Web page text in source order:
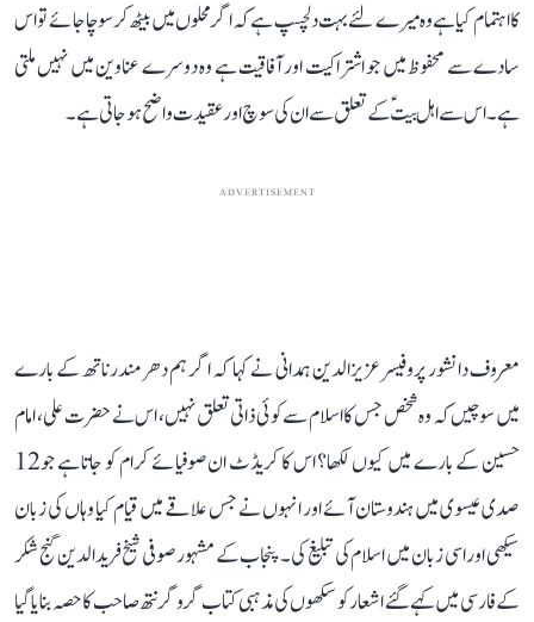
کا اہتمام کیا ہے وہ میرے لئے بہت دلچسپ ہے کہ اگرمحلوں میں بیٹھ کر سوچا جائے تو اس
سادے سے محفوظ میں جو اشتراکیت اور آفاقیت ہے وہ دوسرے عناوین میں نہیں ملتی
ہے۔ اس سے اہل بیتؑ کے تعلق سے ان کی سوچ اورعقیدت واضح ہو جاتی ہے۔
ADVERTISEMENT
معروف دانشور پروفیسرعزیزالدین ہمدانی نے کہا کہ اگر ہم دھرمندرناتھ کے بارے
میں سوچیں کہ وہ شخص جس کا اسلام سے کوئی ذاتی تعلق نہیں، اس نے حضرت علی، امام
حسین کے بارے میں کیوں لکھا؟ اس کا کریڈٹ ان صوفیائے کرام کو جاتا ہے جو12
صدی عیسوی میں ہندوستان آئے اور انہوں نے جس علاقے میں قیام کیا وہاں کی زبان
سیکھی اور اسی زبان میں اسلام کی تبلیغ کی۔ پنجاب کے مشہور صوفی شیخ فریدالدین گنج شکر
کے فارسی میں کہے گئے اشعار کو سکھوں کی مذہبی کتاب گروگرنتھ صاحب کا حصہ بنایا گیا